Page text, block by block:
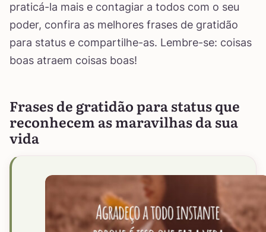
praticá-la mais e contagiar a todos com o seu
poder, confira as melhores frases de gratidão
para status e compartilhe-as. Lembre-se: coisas
boas atraem coisas boas!
Frases de gratidão para status que
reconhecem as maravilhas da sua
vida